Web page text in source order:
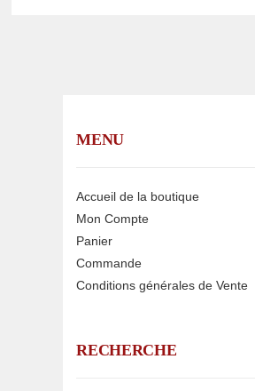
MENU
Accueil de la boutique
Mon Compte
Panier
Commande
Conditions générales de Vente
RECHERCHE